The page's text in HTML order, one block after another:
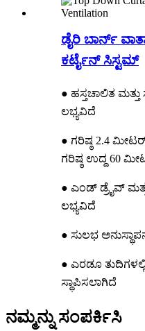
ಡೈರಿ ಬಾರ್ನ್
ಕರ್ಟೈನ್ ಸಿಸ್ಟಮ್
● ಹಸ್ತಚಾಲಿತ
ಲಭ್ಯವಿದೆ
● ಗರಿಷ್ಠ 2.4
ಗರಿಷ್ಠ ಉದ್ದ 60
● ಎಂಡ್ ಡ್ರೈವ್
ಲಭ್ಯವಿದೆ
● ಸುಲಭ
● ಎರಡೂ
ಸ್ಥಾಪಿಸಲಾಗಿದೆ
ನಮ್ಮನ್ನು ಸಂಪರ್ಕಿಸಿ